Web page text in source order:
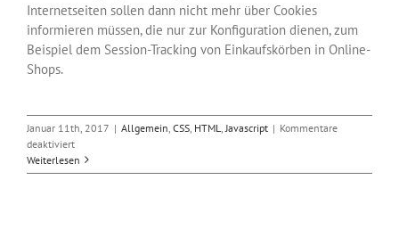
Internetseiten sollen dann nicht mehr über Cookies
informieren müssen, die nur zur Konfiguration dienen, zum
Beispiel dem Session-Tracking von Einkaufskörben in Online-
Shops.
Januar 11th, 2017 | Allgemein CSS HTML Javascript | Kommentare
deaktiviertfür
Das
Ende
Weiterlesen